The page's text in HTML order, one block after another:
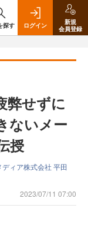
探す ログイン
新規
会員登録
弊せずに
ないメー
授
ディア株式会社 平田
2023/07/11 07:00